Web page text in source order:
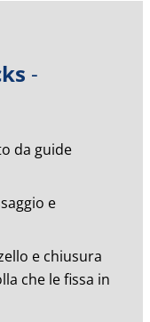
-
da guide
e
e chiusura
che le fissa in